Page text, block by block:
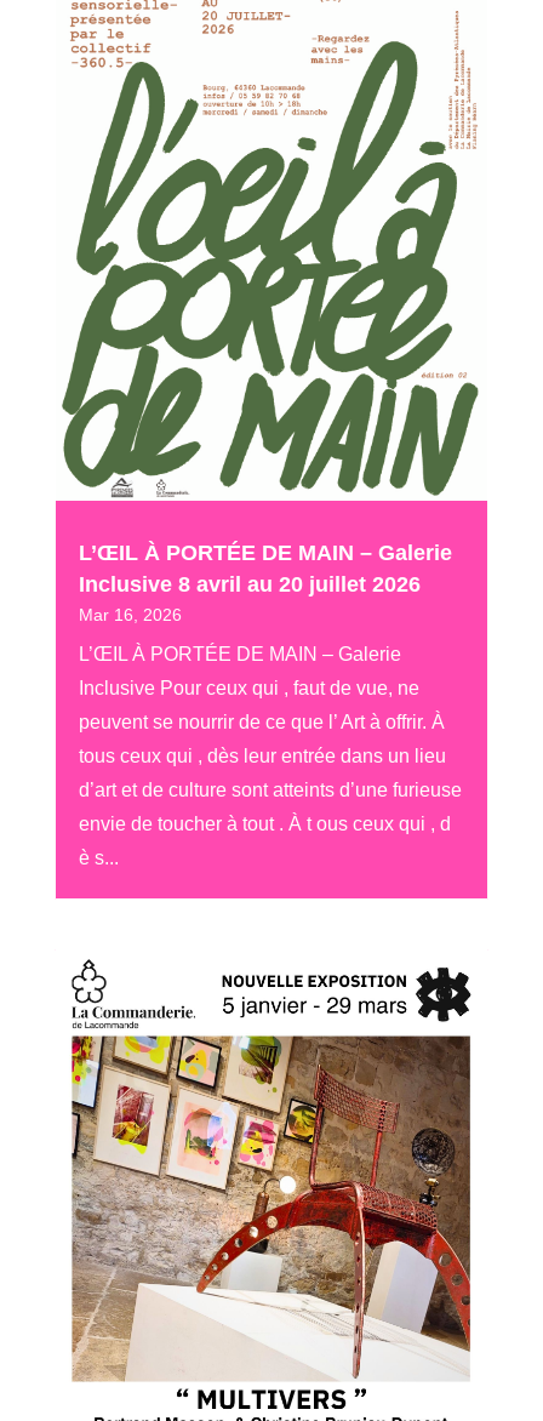
L’ŒIL À PORTÉE DE MAIN – Galerie
Inclusive 8 avril au 20 juillet 2026
Mar 16, 2026
L’ŒIL À PORTÉE DE MAIN – Galerie
Inclusive Pour ceux qui , faut de vue, ne
peuvent se nourrir de ce que l’ Art à offrir. À
tous ceux qui , dès leur entrée dans un lieu
d’art et de culture sont atteints d’une furieuse
envie de toucher à tout . À t ous ceux qui , d
è s...